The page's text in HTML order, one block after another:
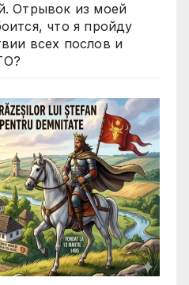
Отрывок из моей
что я пройду
всех послов и